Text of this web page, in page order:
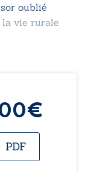
oublié
la vie rurale
€
PDF